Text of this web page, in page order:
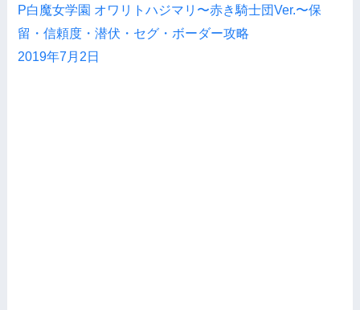
P白魔女学園 オワリトハジマリ〜赤き騎士団Ver.〜保
留・信頼度・潜伏・セグ・ボーダー攻略
2019年7月2日